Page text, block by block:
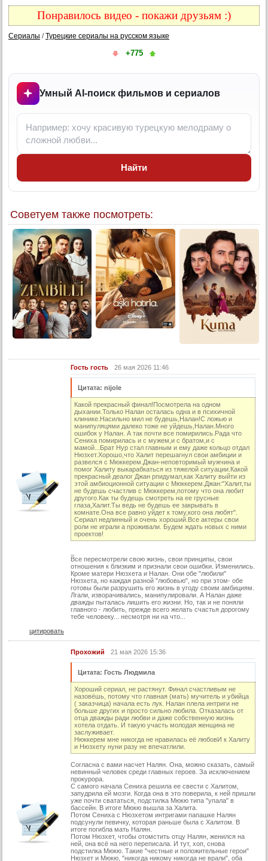
5 серия
5 серия (суб)
7 серия
7 серия (суб)
8 серия (суб)
9 серия
10 серия
11 серия (суб)
12 серия
12 серия (суб)
13 серия
13 серия (суб)
14 серия
14 серия (суб)
18 серия (суб)
19 серия
19 серия (суб)
23 серия (суб)
28 серия (суб)
29 серия
29 серия (суб)
Понравилось видео - покажи друзьям :)
Сериалы /Турецкие сериалы на русском языке
+775
Умный AI-поиск фильмов и сериалов
Найти
Советуем также посмотреть:
Гость гость 26 мая 2026 11:46
Цитата: nijole
Какой прекрасный финал!Посмотрела на одном
дыхании.Только Налан осталась одна и в психичной
клинике.Насильно мил не будешь,Налан!С ложью и
манипуляцями далеко тоже не уйдешь,Налан.Много
ошибок у Налан. А так почти все помирились.Рада что
Сениха помирилась и с мужем,и с братом,и с
мамой...Брат Нур стал главным и ему даже кольцо отдал
Нюзхет.Хорошо,что Халит перешагнул свои амбиции и
развелся с Мюккерем.Джан-неповторимый мужчина и
помог Халиту выкарабкаться из тяжелой ситуации.Какой
прекрасный деалог Джан рпидумал,как Халиту выйти из
этой амбиоционной ситуации с Мюккерем.Джан:"Халит,ты
не будешь счастлив с Мюккерем,потому что она любит
другого.Как ты будещь смотреть на ее грусные
глаза,Халит.Ты ведь не будешь ее закрывать в
комнате.Она все равно уйдет к тому,кого она любят".
Сериал недлинный и очень хороший.Все актеры свои
роли не играли а проживали. Будем ждать новых с ними
проектов!
Все пересмотрели свою жизнь, свои принципы, свои
отношения к близким и признали свои ошибки. Изменились.
Кроме матери Нюзхета и Налан. Они обе "любили"
Нюзхета, но каждая разной "любовью", но при этом- обе
готовы были разрушить его жизнь в угоду своим амбициям.
Лгали, изворачивались, манипулировали. А Налан даже
дважды пыталась лишить его жизни. Но, так и не поняли
главного - любить, прежде всего желать счастья дорогому
тебе человеку... несмотря ни на что...
цитировать
Прохожий 21 мая 2026 15:36
Цитата: Гость Людмила
Хороший сериал, не растянут. Финал счастливым не
назовёшь, потому что главная (мать) мучитель и убийца
( заказчица) начала есть лук. Налан плела интриги не
больше других и просто сильно любила. Отказалась от
отца дважды ради любви и даже собственную жизнь
хотела отдать. И такую участь молодая женщина не
заслуживает.
Нюккерем мне никогда не нравилась её любовИ к Халиту
и Нюзхету нуни разу не впечатлили.
Согласна с вами насчет Налян. Она, можно сказать, самый
невинный человек среди главных героев. За исключением
прокурора.
С самого начала Сениха решила ее свести с Халитом,
запудрила ей мозги. Когда она в это поверила, к ней пришли
уже почти свататься, подстилка Мюкю типа "упала" в
бассейн. В итоге Мюкю вышла за Халита.
Потом Сениха с Нюзхетом интригами папашке Налян
подсунули певичку, которая раньше была с Халитом. В
итоге погибла мать Налян.
Потом Нюзхет, чтобы отомстить отцу Налян, женился на
ней, она всё на него переписала. И тут, хоп, снова
подстилка Мюкю. Такие "честные и положительные герои"
Нюзхет и Мюкю, "никогда никому никогда не врали", оба